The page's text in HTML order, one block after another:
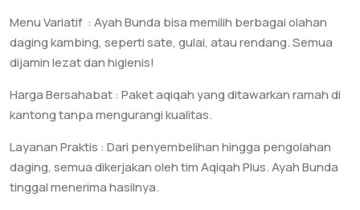
Menu Variatif : Ayah Bunda bisa memilih berbagai olahan
daging kambing, seperti sate, gulai, atau rendang. Semua
dijamin lezat dan higienis!
Harga Bersahabat : Paket aqiqah yang ditawarkan ramah di
kantong tanpa mengurangi kualitas.
Layanan Praktis : Dari penyembelihan hingga pengolahan
daging, semua dikerjakan oleh tim Aqiqah Plus. Ayah Bunda
tinggal menerima hasilnya.